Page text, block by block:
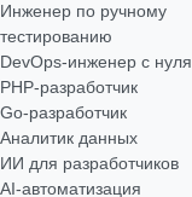
Инженер по ручному
тестированию
DevOps-инженер с нуля
РНР-разработчик
Go-разработчик
Аналитик данных
ИИ для разработчиков
AI-автоматизация